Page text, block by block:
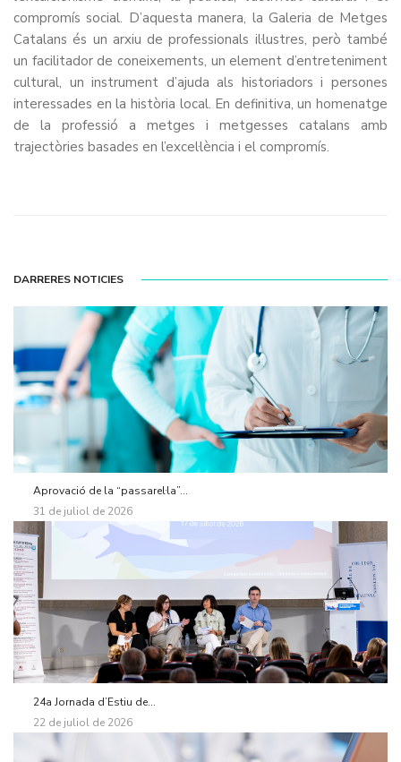
compromís social. D’aquesta manera, la Galeria de Metges
Catalans és un arxiu de professionals il·lustres, però també
un facilitador de coneixements, un element d’entreteniment
cultural, un instrument d’ajuda als historiadors i persones
interessades en la història local. En definitiva, un homenatge
de la professió a metges i metgesses catalans amb
trajectòries basades en l’excel·lència i el compromís.
DARRERES NOTICIES
Aprovació de la “passarel·la”...
31 de juliol de 2026
24a Jornada d’Estiu de...
22 de juliol de 2026